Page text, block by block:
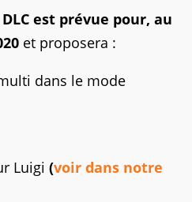
est prévue pour, au
et proposera :
dans le mode
Luigi (voir dans notre